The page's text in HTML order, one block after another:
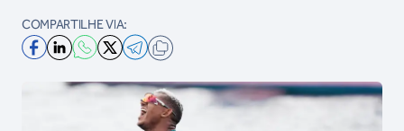
COMPARTILHE VIA: